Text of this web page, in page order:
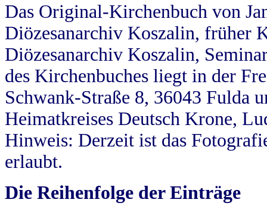
Das Original-Kirchenbuch von
Diözesanarchiv Koszalin, früher
Diözesanarchiv Koszalin,
des Kirchenbuches liegt in der
Schwank-Straße 8, 36043 Fulda
Heimatkreises Deutsch Krone,
Hinweis: Derzeit ist das
erlaubt.
Die Reihenfolge der Einträge